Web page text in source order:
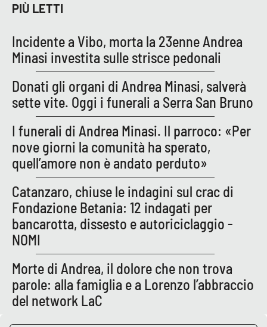
SPECIALI
Buona Sanità Calabria
LA
CALABRIAVISIONE
Destinazioni
Eventi
Food
Storie
LAC
NETWORK
Lacplay.it
PIÙ LETTI
Incidente a Vibo, morta la 23enne Andrea
Minasi investita sulle strisce pedonali
Donati gli organi di Andrea Minasi, salverà
sette vite. Oggi i funerali a Serra San Bruno
I funerali di Andrea Minasi. Il parroco: «Per
nove giorni la comunità ha sperato,
quell’amore non è andato perduto»
Catanzaro, chiuse le indagini sul crac di
Fondazione Betania: 12 indagati per
bancarotta, dissesto e autoriciclaggio -
NOMI
Morte di Andrea, il dolore che non trova
parole: alla famiglia e a Lorenzo l’abbraccio
del network LaC